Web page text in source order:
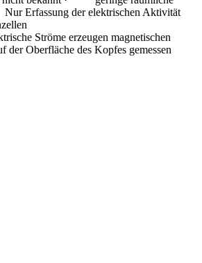
Erfassung der elektrischen Aktivität
Ströme erzeugen magnetischen
der Oberfläche des Kopfes gemessen